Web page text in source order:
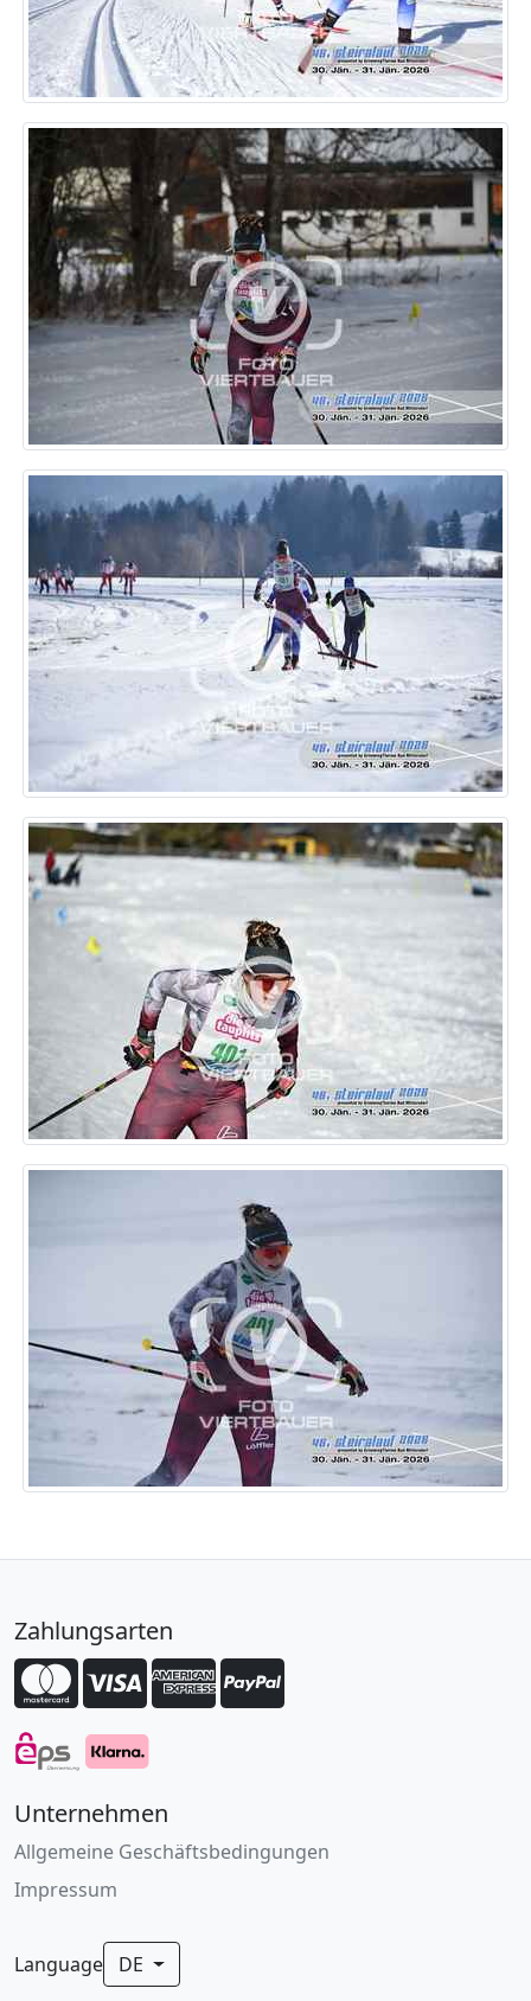
Zahlungsarten
Unternehmen
Allgemeine Geschäftsbedingungen
Impressum
Language DE